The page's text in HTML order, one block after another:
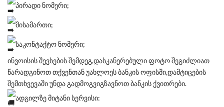
პირადი ნომერი;
მისამართი;
საკონტაქტო ნომერი;
ინვოისის შევსების შემდეგ,დასკანერებული ფოტო შეგიძლიათ
წარადგინოთ თქვენთან უახლოეს ბანკის ოფისში,დამტიცების
შემთხვევაში უნდა გადმოგვიგზავნოთ ბანკის ქვითრები.
ადგილზე მიტანი სერვისი: